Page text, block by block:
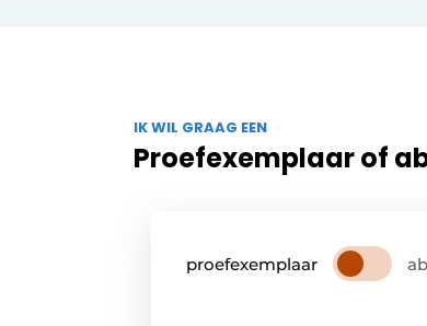
IK WIL GRAAG EEN
Proefexemplaar of
proefexemplaar